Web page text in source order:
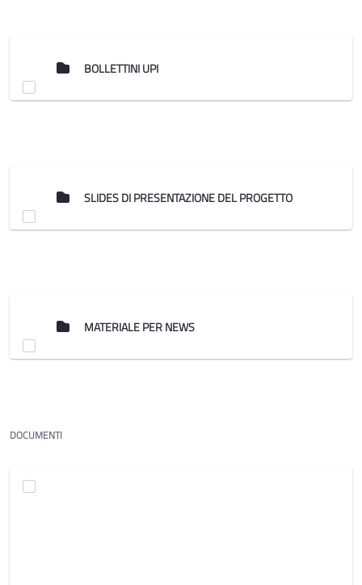
BOLLETTINI UPI
SLIDES DI PRESENTAZIONE DEL PROGETTO
MATERIALE PER NEWS
DOCUMENTI